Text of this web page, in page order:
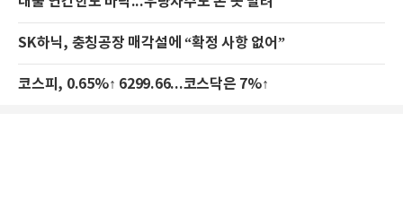
SK하닉, 충칭공장 매각설에 “확정 사항 없어”
코스피, 0.65%↑ 6299.66...코스닥은 7%↑